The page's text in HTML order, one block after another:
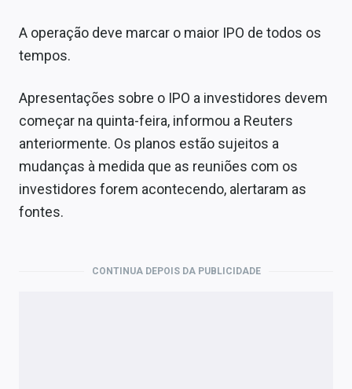
A operação deve marcar o maior IPO de todos os
tempos.
Apresentações sobre o IPO a investidores devem
começar na quinta-feira, informou a Reuters
anteriormente. Os planos estão sujeitos a
mudanças à medida que as reuniões com os
investidores forem acontecendo, alertaram as
fontes.
CONTINUA DEPOIS DA PUBLICIDADE